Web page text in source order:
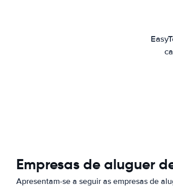
Empresas de aluguer
Apresentam-se a seguir as empresas de